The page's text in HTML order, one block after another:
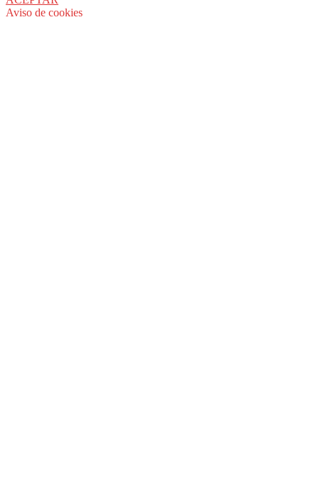
Aviso de cookies